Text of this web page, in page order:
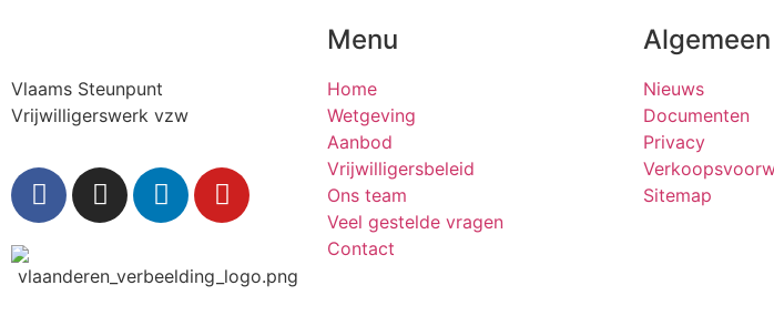
Vlaams Steunpunt
Vrijwilligerswerk vzw
Menu
Home
Wetgeving
Aanbod
Vrijwilligersbeleid
Ons team
Veel gestelde vragen
Contact
Algemeen
Nieuws
Documenten
Privacy
Sitemap